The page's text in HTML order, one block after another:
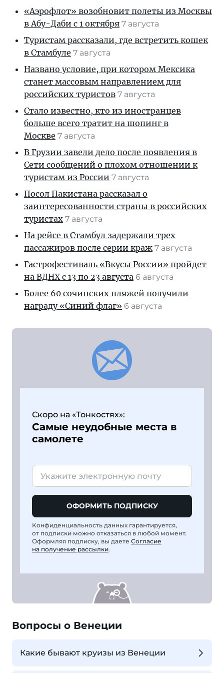
«Аэрофлот» возобновит полеты из Москвы
в Абу-Даби с 1 октября 7 августа
Туристам рассказали, где встретить кошек
в Стамбуле 7 августа
Названо условие, при котором Мексика
станет массовым направлением для
российских туристов 7 августа
Стало известно, кто из иностранцев
больше всего тратит на шопинг в
Москве 7 августа
В Грузии завели дело после появления в
Сети сообщений о плохом отношении к
туристам из России 7 августа
Посол Пакистана рассказал о
заинтересованности страны в российских
туристах 7 августа
На рейсе в Стамбул задержали трех
пассажиров после серии краж 7 августа
Гастрофестиваль «Вкусы России» пройдет
на ВДНХ с 13 по 23 августа 6 августа
Более 60 сочинских пляжей получили
награду «Синий флаг» 6 августа
Скоро на «Тонкостях»:
Самые неудобные места в
самолете
ОФОРМИТЬ ПОДПИСКУ
Конфиденциальность данных гарантируется,
от подписки можно отказаться в любой момент.
Оформляя подписку, вы даете Согласие
на получение рассылки.
Вопросы о Венеции
Какие бывают круизы из Венеции